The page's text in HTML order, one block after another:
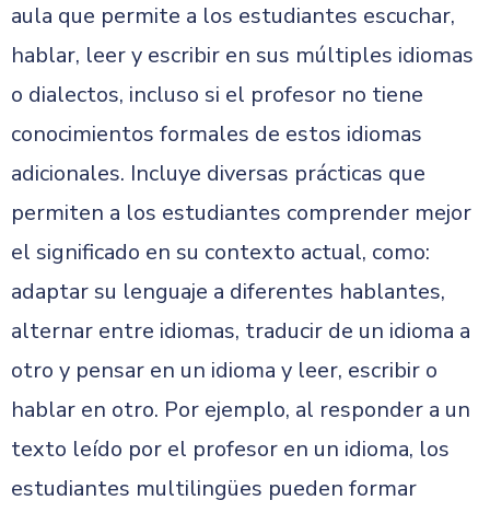
aula que permite a los estudiantes escuchar,
hablar, leer y escribir en sus múltiples idiomas
o dialectos, incluso si el profesor no tiene
conocimientos formales de estos idiomas
adicionales. Incluye diversas prácticas que
permiten a los estudiantes comprender mejor
el significado en su contexto actual, como:
adaptar su lenguaje a diferentes hablantes,
alternar entre idiomas, traducir de un idioma a
otro y pensar en un idioma y leer, escribir o
hablar en otro. Por ejemplo, al responder a un
texto leído por el profesor en un idioma, los
estudiantes multilingües pueden formar